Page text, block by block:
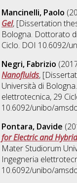
Mancinelli, Paolo
Gel, [Dissertation
Bologna. Dottorato
Ciclo. DOI 10.6092/
Negri, Fabrizio
Nanofluids,
Università di
elettrotecnica, 29
10.6092/unibo/
Pontara, Davide
for Electric and
Mater Studiorum
Ingegneria
10.6092/unibo/